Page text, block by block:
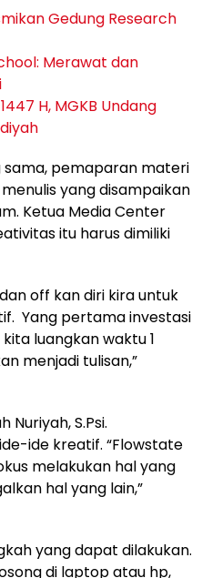
Gedung Research
Merawat dan
H, MGKB Undang
pemaparan materi
yang disampaikan
Ketua Media Center
itu harus dimiliki
off kan diri kira untuk
Yang pertama investasi
luangkan waktu 1
menjadi tulisan,”
Nuriyah, S.Psi.
ide kreatif. “Flowstate
melakukan hal yang
hal yang lain,”
yang dapat dilakukan.
di laptop atau hp,